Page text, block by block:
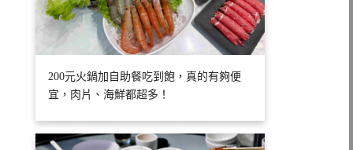
200元火鍋加自助餐吃到飽，真的有夠便
宜，肉片、海鮮都超多！